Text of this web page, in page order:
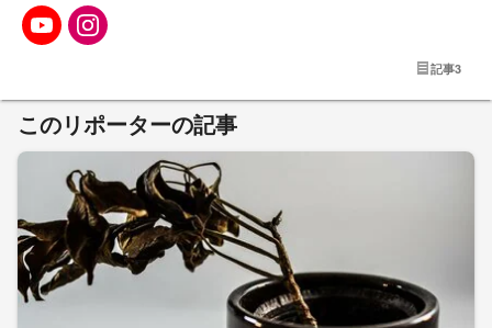
記事3
このリポーターの記事